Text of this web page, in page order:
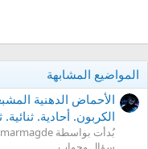
المواضيع المشابهة
الأحماض الدهنية
الكربون. أحادية. ثنائية.
بُدأت بواسطة omarmagde